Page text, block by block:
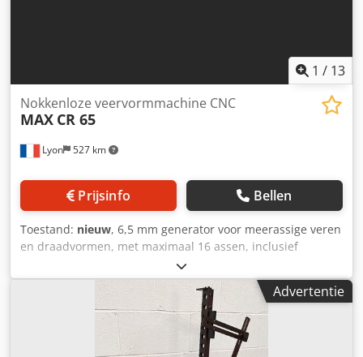
1 / 13
Lyon 527 km
Nokkenloze veervormmachine CNC
MAX CR 65
Prijsinfo Bellen
Toestand: nieuw, 6,5 mm generator voor meerassige veren
en draadvormen, met maximaal 16 assen, inclusief
draadrotatie, één motor per dia, OD-regeling en andere
leuke functies. De machine wordt veel gebruikt voor
landbouw dubbele torsieveren, maar niet alleen: zij kan
een uitgebreid gamma van torsie, dubbele torsie,
verlengingsveren, evenals draad en strookvormen
produceren. Codei Ik Ayspfx Abxerf
Advertentie